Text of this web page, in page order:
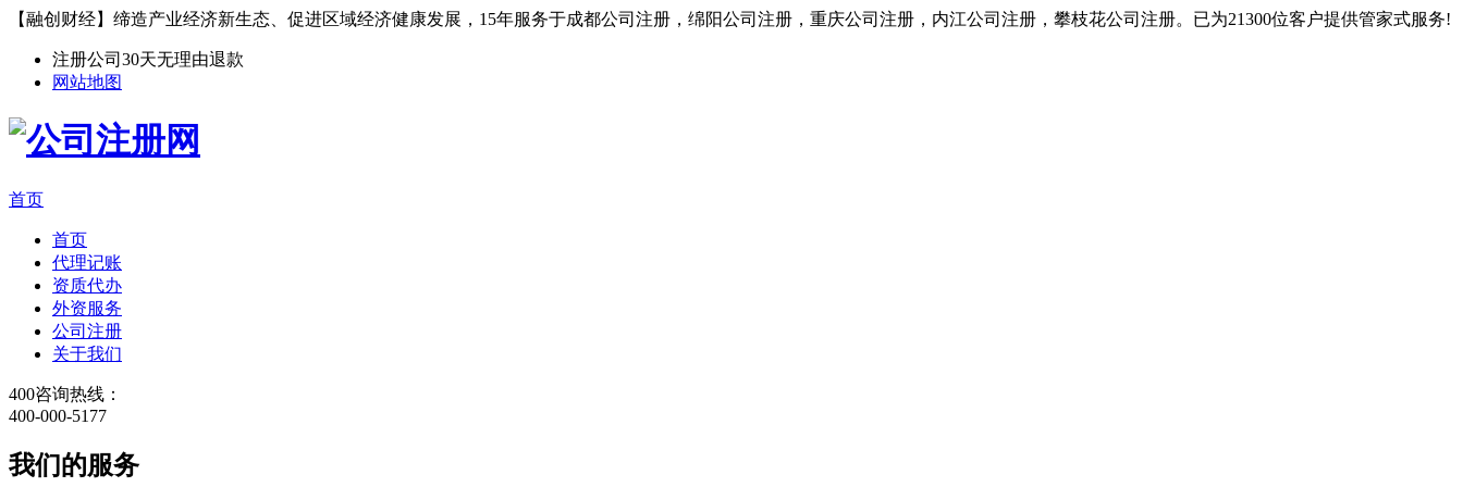
【融创财经】缔造产业经济新生态、促进区域经济健康发展，15年服务于成都公司注册，绵阳公司注册，重庆公司注册，内江公司注册，攀枝花公司注册。已为21300位客户提供管家式服务!
注册公司30天无理由退款
网站地图
首页
首页
代理记账
资质代办
外资服务
公司注册
关于我们
400咨询热线：
400-000-5177
我们的服务